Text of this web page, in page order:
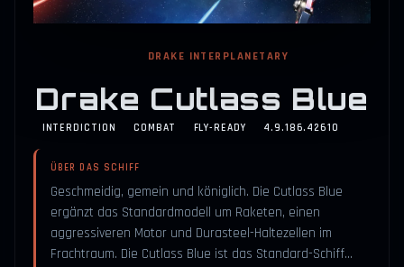
DRAKE INTERPLANETARY
Drake Cutlass Blue
INTERDICTION COMBAT FLY-READY 4.9.186.42610
ÜBER DAS SCHIFF
Geschmeidig, gemein und königlich. Die Cutlass Blue
ergänzt das Standardmodell um Raketen, einen
aggressiveren Motor und Durasteel-Haltezellen im
Frachtraum. Die Cutlass Blue ist das Standard-Schiff…